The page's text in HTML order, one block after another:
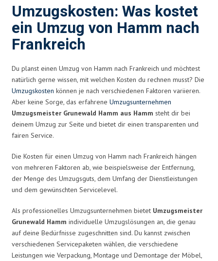
Umzugskosten: Was kostet
ein Umzug von Hamm nach
Frankreich
Du planst einen Umzug von Hamm nach Frankreich und möchtest
natürlich gerne wissen, mit welchen Kosten du rechnen musst? Die
Umzugskosten können je nach verschiedenen Faktoren variieren.
Aber keine Sorge, das erfahrene Umzugsunternehmen
Umzugsmeister Grunewald Hamm aus Hamm steht dir bei
deinem Umzug zur Seite und bietet dir einen transparenten und
fairen Service.
Die Kosten für einen Umzug von Hamm nach Frankreich hängen
von mehreren Faktoren ab, wie beispielsweise der Entfernung,
der Menge des Umzugsguts, dem Umfang der Dienstleistungen
und dem gewünschten Servicelevel.
Als professionelles Umzugsunternehmen bietet Umzugsmeister
Grunewald Hamm individuelle Umzugslösungen an, die genau
auf deine Bedürfnisse zugeschnitten sind. Du kannst zwischen
verschiedenen Servicepaketen wählen, die verschiedene
Leistungen wie Verpackung, Montage und Demontage der Möbel,